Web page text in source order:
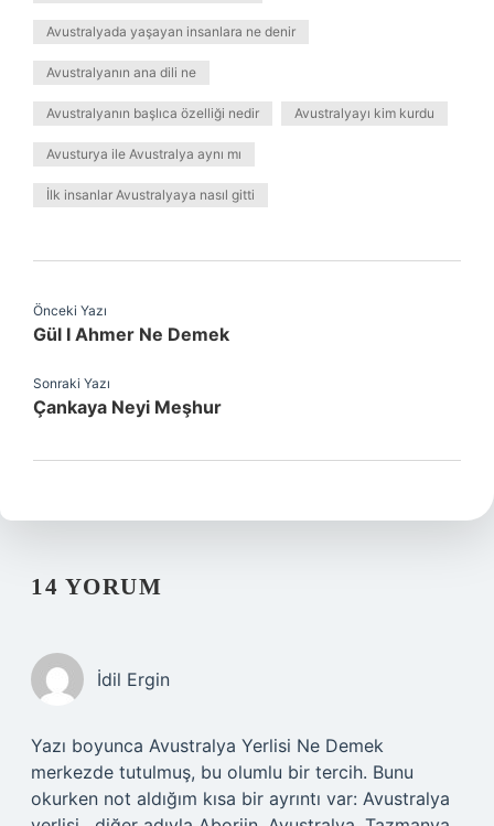
Avustralyada yaşayan insanlara ne denir
Avustralyanın ana dili ne
Avustralyanın başlıca özelliği nedir Avustralyayı kim kurdu
Avusturya ile Avustralya aynı mı
İlk insanlar Avustralyaya nasıl gitti
Önceki Yazı
Gül I Ahmer Ne Demek
Sonraki Yazı
Çankaya Neyi Meşhur
14 YORUM
İdil Ergin
Yazı boyunca Avustralya Yerlisi Ne Demek
merkezde tutulmuş, bu olumlu bir tercih. Bunu
okurken not aldığım kısa bir ayrıntı var: Avustralya